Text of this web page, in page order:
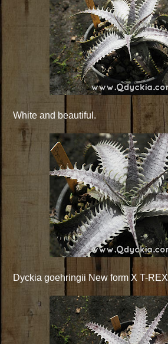
White and beautiful.
Dyckia goehringii New form X T-REX